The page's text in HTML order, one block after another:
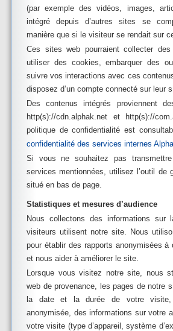
(par exemple des vidéos, images,
intégré depuis d’autres sites se
manière que si le visiteur se rendait sur
Ces sites web pourraient collecter
utiliser des cookies, embarquer des
suivre vos interactions avec ces
disposez d’un compte connecté sur leur
Des contenus intégrés proviennent
http(s)://cdn.alphak.net et http(s)://
politique de confidentialité est
confidentialité des services internes
Si vous ne souhaitez pas transmettre
services mentionnées, utilisez l’outil de
situé en bas de page.
Statistiques et mesures d’audience
Nous collectons des informations sur
visiteurs utilisent notre site. Nous
pour établir des rapports anonymisées
et nous aider à améliorer le site.
Lorsque vous visitez notre site, nous
web de provenance, les pages de notre
la date et la durée de votre
anonymisée, des informations sur votre
votre visite (type d’appareil, système